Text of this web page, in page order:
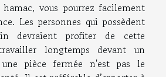
vous pourrez facilement
Les personnes qui possèdent
devraient profiter de cette
longtemps devant un
pièce fermée n'est pas le